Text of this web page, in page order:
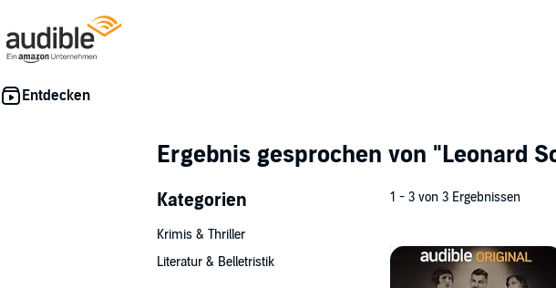
Ergebnis gesprochen von "Leonard
Kategorien
Krimis & Thriller
Literatur & Belletristik
1 - 3 von 3 Ergebnissen